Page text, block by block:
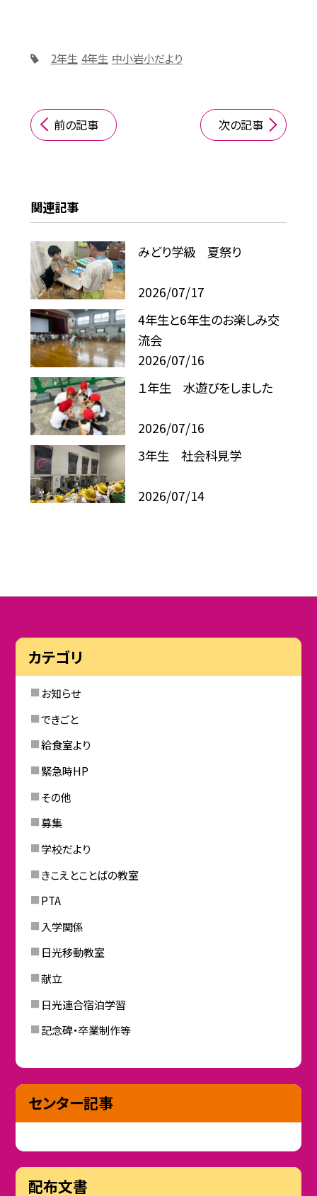
2年生 4年生 中小岩小だより
前の記事 次の記事
関連記事
みどり学級 夏祭り
2026/07/17
4年生と6年生のお楽しみ交
流会
2026/07/16
１年生 水遊びをしました
2026/07/16
3年生 社会科見学
2026/07/14
カテゴリ
お知らせ
できごと
給食室より
緊急時HP
その他
募集
学校だより
きこえとことばの教室
PTA
入学関係
日光移動教室
献立
日光連合宿泊学習
記念碑・卒業制作等
センター記事
配布文書